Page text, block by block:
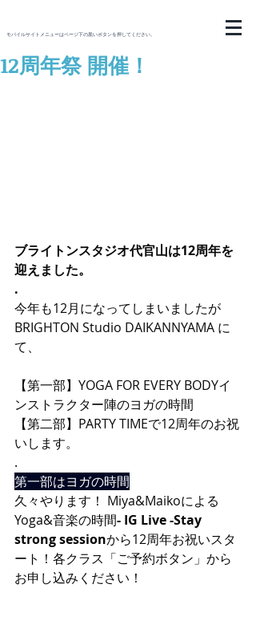
モバイルサイトメニューはページ下の黒いボタンを押してください。
12周年祭 開催！
ブライトンスタジオ代官山は12周年を
迎えました。
.
今年も12月になってしまいましたが
BRIGHTON Studio DAIKANNYAMA に
て、
【第一部】YOGA FOR EVERY BODYイ
ンストラクター陣のヨガの時間
【第二部】PARTY TIMEで12周年のお祝
いします。
.
第一部はヨガの時間
久々やります！ Miya&Maikoによる
Yoga&音楽の時間- IG Live -Stay
strong sessionから12周年お祝いスタ
ート！各クラス「ご予約ボタン」から
お申し込みください！